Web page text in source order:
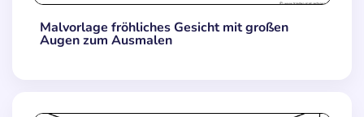
Malvorlage fröhliches Gesicht mit großen
Augen zum Ausmalen